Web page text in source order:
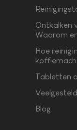
Ontkalken
Waarom
Hoe
Tabletten
Blog